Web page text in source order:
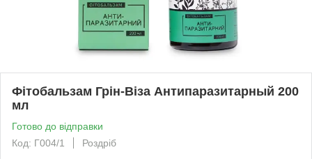
Фітобальзам Грін-Віза Антипаразитарный 200
мл
Готово до відправки
Код: Г004/1
Роздріб